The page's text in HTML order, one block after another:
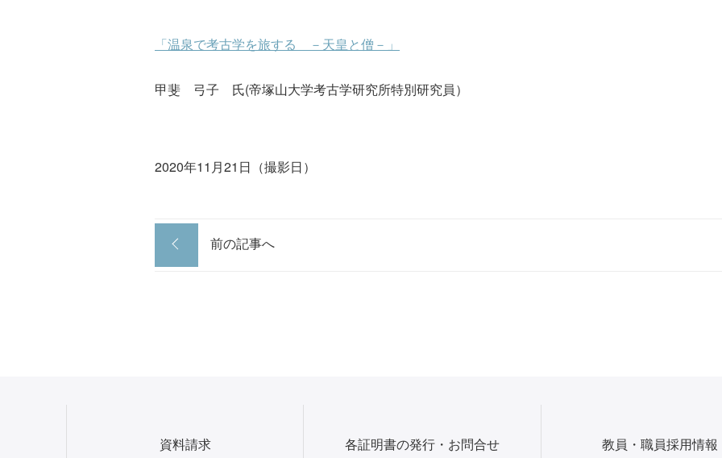
「温泉で考古学を旅する －天皇と僧－」
甲斐 弓子 氏(帝塚山大学考古学研究所特別研究員）
2020年11月21日（撮影日）
前の記事へ
資料請求 各証明書の発行・お問合せ 教員・職員採用情報